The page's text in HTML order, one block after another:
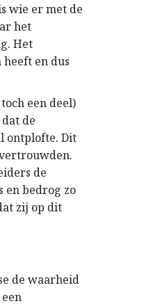
wie er met de
het
Het
en dus
een deel)
de
ontplofte. Dit
de
en bedrog zo
zij op dit
de waarheid